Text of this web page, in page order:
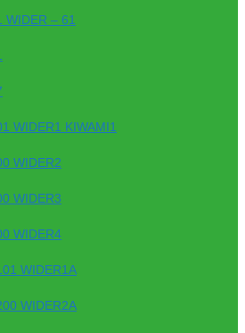
WIDER – 61
WIDER1 KIWAMI1
WIDER2
WIDER3
WIDER4
WIDER1A
WIDER2A